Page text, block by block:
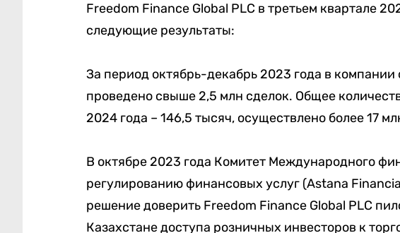
Freedom Finance Global PLC в третьем квартале
следующие результаты:
За период октябрь-декабрь 2023 года в компании
проведено свыше 2,5 млн сделок. Общее
2024 года – 146,5 тысяч, осуществлено более 17
В октябре 2023 года Комитет Международного
регулированию финансовых услуг (Astana
решение доверить Freedom Finance Global PLC
Казахстане доступа розничных инвесторов к